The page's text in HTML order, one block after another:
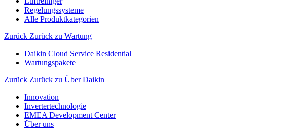
Regelungssysteme
Alle Produktkategorien
Zurück Zurück zu Wartung
Daikin Cloud Service Residential
Wartungspakete
Zurück Zurück zu Über Daikin
Innovation
Invertertechnologie
EMEA Development Center
Über uns